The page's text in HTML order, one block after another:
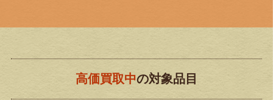
高価買取中の対象品目